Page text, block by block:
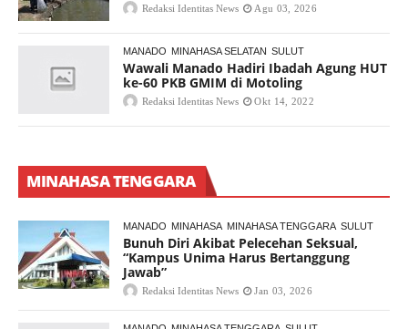
Redaksi Identitas News Agu 03, 2026
MANADO MINAHASA SELATAN SULUT
Wawali Manado Hadiri Ibadah Agung HUT
ke-60 PKB GMIM di Motoling
Redaksi Identitas News Okt 14, 2022
MINAHASA TENGGARA
MANADO MINAHASA MINAHASA TENGGARA SULUT
Bunuh Diri Akibat Pelecehan Seksual,
“Kampus Unima Harus Bertanggung
Jawab”
Redaksi Identitas News Jan 03, 2026